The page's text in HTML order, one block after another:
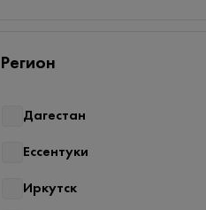
Регион
Дагестан
Ессентуки
Иркутск